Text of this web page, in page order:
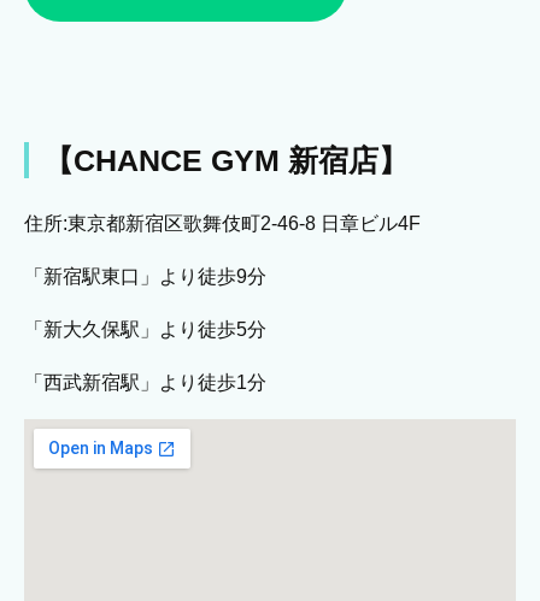
【CHANCE GYM 新宿店】
住所:東京都新宿区歌舞伎町2-46-8 日章ビル4F
「新宿駅東口」より徒歩9分
「新大久保駅」より徒歩5分
「西武新宿駅」より徒歩1分